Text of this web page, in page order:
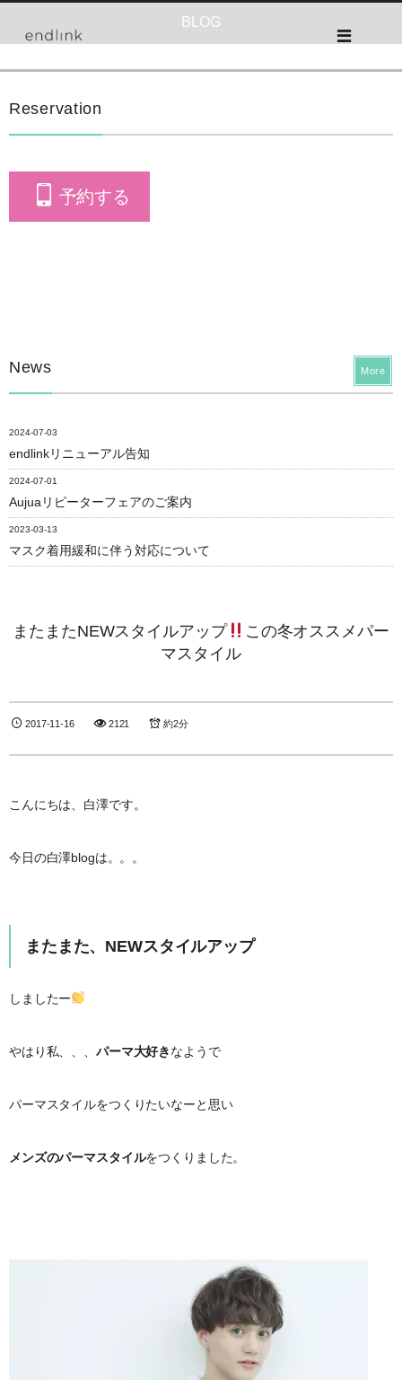
BLOG
Reservation
予約する
News
2024-07-03
endlinkリニューアル告知
2024-07-01
Aujuaリピーターフェアのご案内
2023-03-13
マスク着用緩和に伴う対応について
More
またまたNEWスタイルアップ
この冬オススメパー
マスタイル
2017-11-16 2121 約2分
こんにちは、白澤です。
今日の白澤blogは。。。
またまた、NEWスタイルアップ
しましたー
やはり私、、、パーマ大好きなようで
パーマスタイルをつくりたいなーと思い
メンズのパーマスタイルをつくりました。